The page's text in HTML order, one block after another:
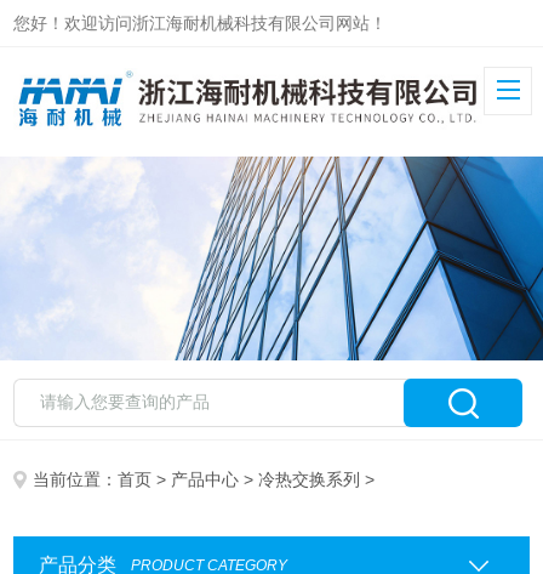
您好！欢迎访问浙江海耐机械科技有限公司网站！
当前位置：首页 > 产品中心 >冷热交换系列 >
产品分类 PRODUCT CATEGORY